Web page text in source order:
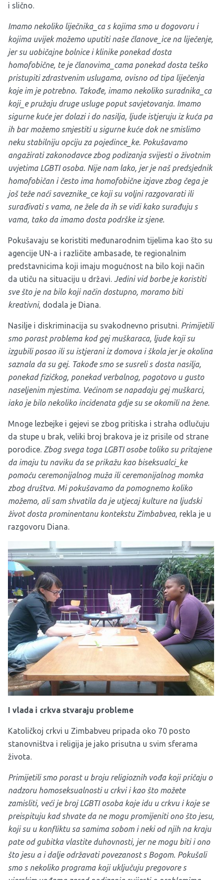
i slično.
Imamo nekoliko liječnika_ca s kojima smo u dogovoru i
kojima uvijek možemo uputiti naše članove_ice na liječenje,
jer su uobičajne bolnice i klinike ponekad dosta
homofobične, te je članovima_cama ponekad dosta teško
pristupiti zdrastvenim uslugama, ovisno od tipa liječenja
koje im je potrebno. Takođe, imamo nekoliko suradnika_ca
koji_e pružaju druge usluge poput savjetovanja. Imamo
sigurne kuće jer dolazi i do nasilja, ljude istjeruju iz kuća pa
ih bar možemo smjestiti u sigurne kuće dok ne smislimo
neku stabilniju opciju za pojedince_ke. Pokušavamo
angažirati zakonodavce zbog podizanja svijesti o životnim
uvjetima LGBTI osoba. Nije nam lako, jer je naš predsjednik
homofobičan i često ima homofobične izjave zbog čega je
još teže naći saveznike_ce koji su voljni razgovarati ili
surađivati s vama, ne žele da ih se vidi kako surađuju s
vama, tako da imamo dosta podrške iz sjene.
Pokušavaju se koristiti međunarodnim tijelima kao što su
agencije UN-a i različite ambasade, te regionalnim
predstavnicima koji imaju mogućnost na bilo koji način
da utiču na situaciju u državi. Jedini vid borbe je koristiti
sve što je na bilo koji način dostupno, moramo biti
kreativni, dodala je Diana.
Nasilje i diskriminacija su svakodnevno prisutni. Primijetili
smo porast problema kod gej muškaraca, ljude koji su
izgubili posao ili su istjerani iz domova i škola jer je okolina
saznala da su gej. Takođe smo se susreli s dosta nasilja,
ponekad fizičkog, ponekad verbalnog, pogotovo u gusto
naseljenim mjestima. Većinom se napadaju gej muškarci,
iako je bilo nekoliko incidenata gdje su se okomili na žene.
Mnoge lezbejke i gejevi se zbog pritiska i straha odlučuju
da stupe u brak, veliki broj brakova je iz prisile od strane
porodice. Zbog svega toga LGBTI osobe toliko su pritajene
da imaju tu naviku da se prikažu kao biseksualci_ke
pomoću ceremonijalnog muža ili ceremonijalnog momka
zbog društva. Mi pokušavamo da pomognemo koliko
možemo, ali sam shvatila da je utjecaj kulture na ljudski
život dosta prominentanu kontekstu Zimbabvea, rekla je u
razgovoru Diana.
I vlada i crkva stvaraju probleme
Katoličkoj crkvi u Zimbabveu pripada oko 70 posto
stanovništva i religija je jako prisutna u svim sferama
života.
Primijetili smo porast u broju religioznih vođa koji pričaju o
nadzoru homoseksualnosti u crkvi i kao što možete
zamisliti, veći je broj LGBTI osoba koje idu u crkvu i koje se
preispituju kad shvate da ne mogu promijeniti ono što jesu,
koji su u konfliktu sa samima sobom i neki od njih na kraju
pate od gubitka vlastite duhovnosti, jer ne mogu biti i ono
što jesu a i dalje održavati povezanost s Bogom. Pokušali
smo s nekoliko programa koji uključuju pregovore s